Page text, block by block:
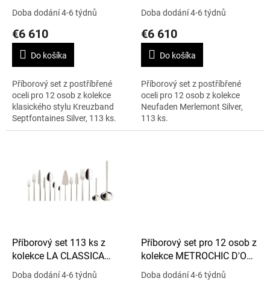
KREUZBAND
SEPTFONTAINES SILVER,
113 ks
Doba dodání 4-6 týdnů
€6 610
Do košíka
Příborový set z postříbřené
oceli pro 12 osob z kolekce
klasického stylu Kreuzband
Septfontaines Silver, 113 ks.
NEUFADEN-MERLEMONT
Doba dodání 4-6 týdnů
€6 610
Do košíka
Příborový set z postříbřené
oceli pro 12 osob z kolekce
Neufaden Merlemont Silver,
113 ks.
Příborový set 113 ks z
kolekce LA CLASSICA
SILVER
Doba dodání 4-6 týdnů
Příborový set pro 12 osob z
kolekce METROCHIC D'OR,
113 ks
Doba dodání 4-6 týdnů